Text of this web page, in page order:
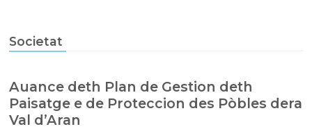
Societat
Auance deth Plan de Gestion deth
Paisatge e de Proteccion des Pòbles dera
Val d’Aran